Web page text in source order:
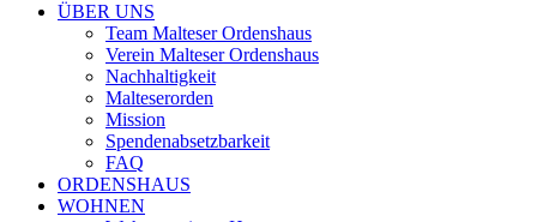
ÜBER UNS
Team Malteser Ordenshaus
Verein Malteser Ordenshaus
Nachhaltigkeit
Malteserorden
Mission
Spendenabsetzbarkeit
FAQ
ORDENSHAUS
WOHNEN